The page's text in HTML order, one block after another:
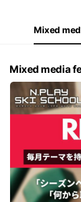
Mixed
Mixed media